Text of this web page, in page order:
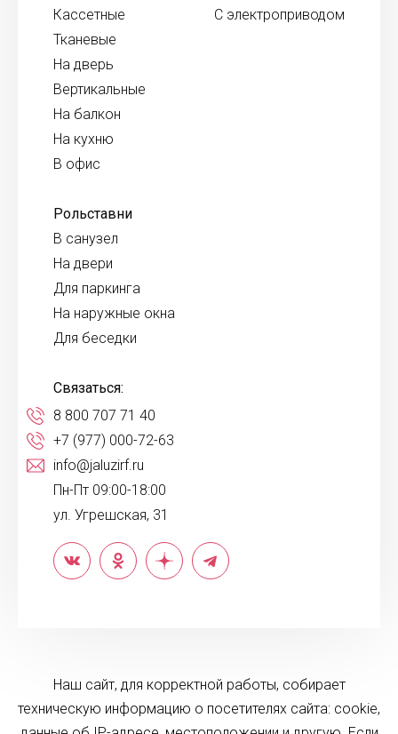
Кассетные
Тканевые
На дверь
Вертикальные
На балкон
На кухню
В офис
С электроприводом
Рольставни
В санузел
На двери
Для паркинга
На наружные окна
Для беседки
Связаться:
8 800 707 71 40
+7 (977) 000-72-63
info@jaluzirf.ru
Пн-Пт 09:00-18:00
ул. Угрешская, 31
Наш сайт, для корректной работы, собирает
техническую информацию о посетителях сайта: cookie,